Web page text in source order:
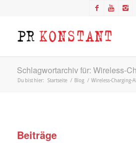
Schlagwortarchiv für: Wireless-
Du bist hier: Startseite / Blog / Wireless-Charging-
Beiträge